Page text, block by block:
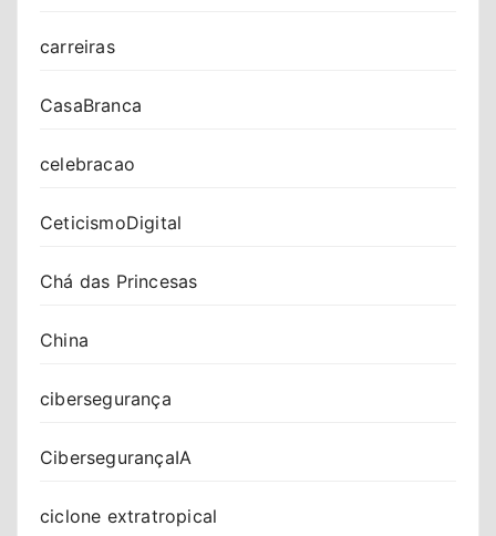
carreiras
CasaBranca
celebracao
CeticismoDigital
Chá das Princesas
China
cibersegurança
CibersegurançaIA
ciclone extratropical